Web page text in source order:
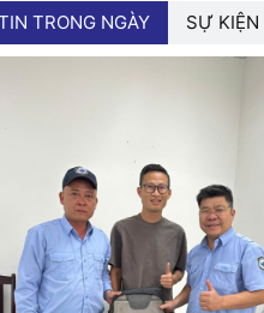
TRONG NGÀY SỰ KIỆN